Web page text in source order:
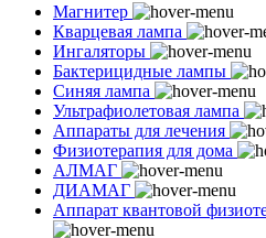
Магнитер
Кварцевая лампа
Ингаляторы
Бактерицидные лампы
Синяя лампа
Ультрафиолетовая лампа
Аппараты для лечения
Физиотерапия для дома
АЛМАГ
ДИАМАГ
Аппарат квантовой